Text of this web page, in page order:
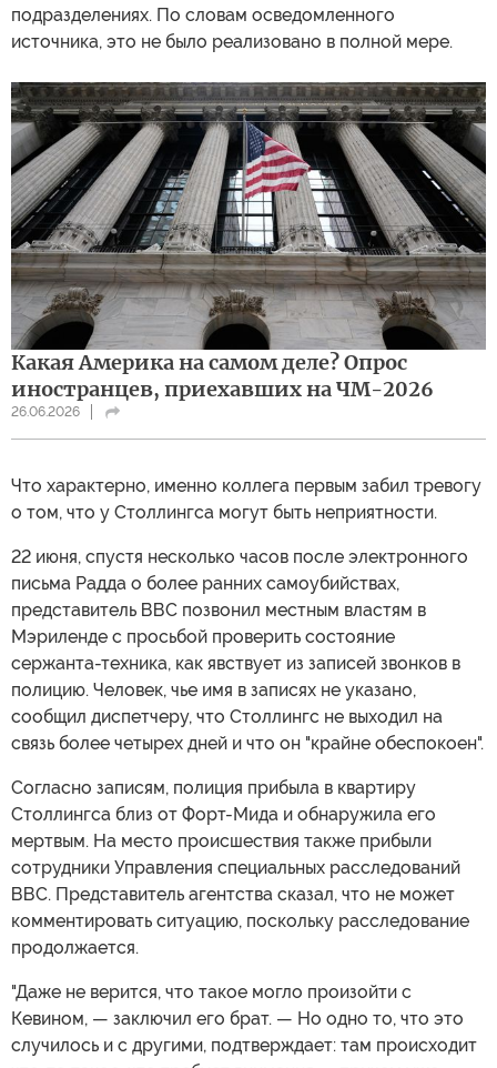
подразделениях. По словам осведомленного
источника, это не было реализовано в полной мере.
Какая Америка на самом деле? Опрос
иностранцев, приехавших на ЧМ-2026
26.06.2026
Что характерно, именно коллега первым забил тревогу
о том, что у Столлингса могут быть неприятности.
22 июня, спустя несколько часов после электронного
письма Радда о более ранних самоубийствах,
представитель ВВС позвонил местным властям в
Мэриленде с просьбой проверить состояние
сержанта-техника, как явствует из записей звонков в
полицию. Человек, чье имя в записях не указано,
сообщил диспетчеру, что Столлингс не выходил на
связь более четырех дней и что он "крайне обеспокоен".
Согласно записям, полиция прибыла в квартиру
Столлингса близ от Форт-Мида и обнаружила его
мертвым. На место происшествия также прибыли
сотрудники Управления специальных расследований
ВВС. Представитель агентства сказал, что не может
комментировать ситуацию, поскольку расследование
продолжается.
"Даже не верится, что такое могло произойти с
Кевином, — заключил его брат. — Но одно то, что это
случилось и с другими, подтверждает: там происходит